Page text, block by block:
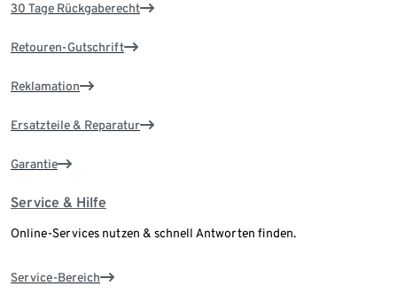
30 Tage Rückgaberecht
Retouren-Gutschrift
Reklamation
Ersatzteile & Reparatur
Garantie
Service & Hilfe
Online-Services nutzen & schnell Antworten finden.
Service-Bereich